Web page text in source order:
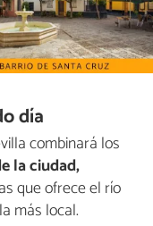
día
combinará los
la ciudad,
que ofrece el río
más local.